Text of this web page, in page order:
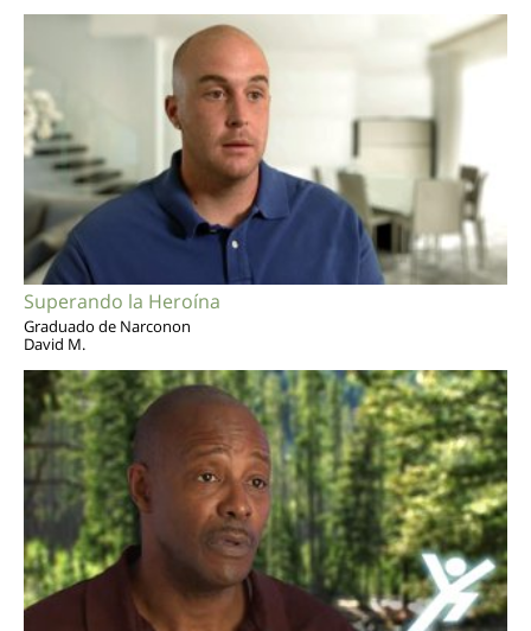
Superando la Heroína
Graduado de Narconon
David M.